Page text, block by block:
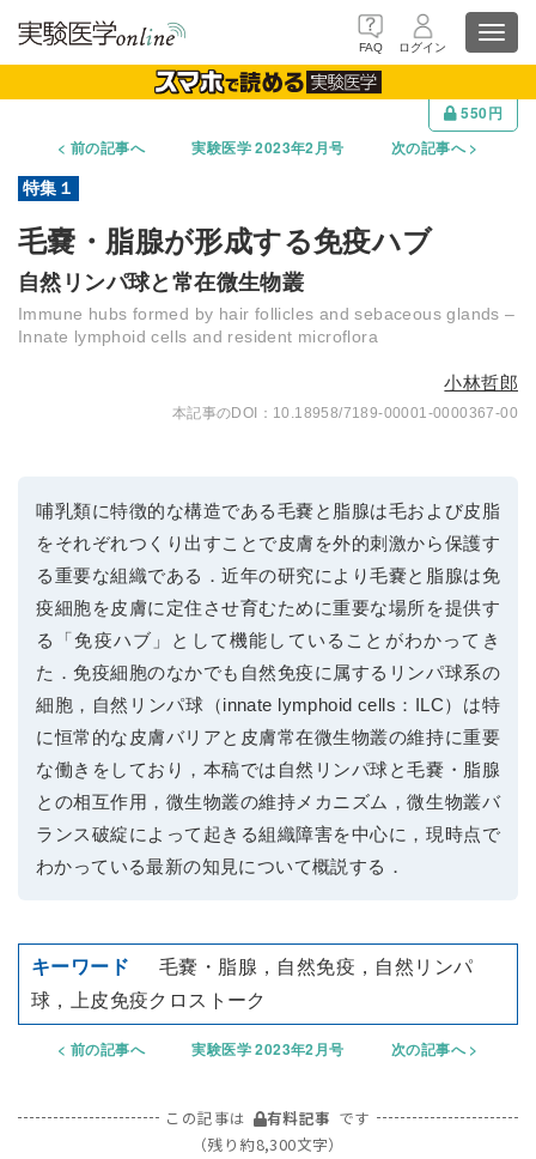
FAQ ログイン
550円
前の記事へ
実験医学 2023年2月号 次の記事へ
毛嚢・脂腺が形成する免疫ハブ
自然リンパ球と常在微生物叢
Immune hubs formed by hair follicles and sebaceous glands –
Innate lymphoid cells and resident microflora
小林哲郎
10.18958/7189-00001-0000367-00
哺乳類に特徴的な構造である毛嚢と脂腺は毛および皮脂
をそれぞれつくり出すことで皮膚を外的刺激から保護す
る重要な組織である．近年の研究により毛嚢と脂腺は免
疫細胞を皮膚に定住させ育むために重要な場所を提供す
る「免疫ハブ」として機能していることがわかってき
た．免疫細胞のなかでも自然免疫に属するリンパ球系の
細胞，自然リンパ球（innate lymphoid cells：ILC）は特
に恒常的な皮膚バリアと皮膚常在微生物叢の維持に重要
な働きをしており，本稿では自然リンパ球と毛嚢・脂腺
との相互作用，微生物叢の維持メカニズム，微生物叢バ
ランス破綻によって起きる組織障害を中心に，現時点で
わかっている最新の知見について概説する．
毛嚢・脂腺，自然免疫，自然リンパ
球，上皮免疫クロストーク
前の記事へ 実験医学 2023年2月号 次の記事へ
この記事は 有料記事 です
（残り約8,300文字）